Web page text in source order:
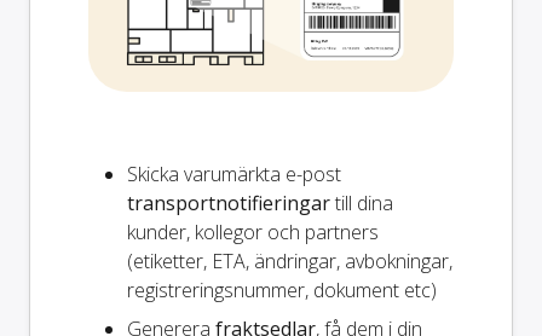
Skicka varumärkta e-post
transportnotifieringartill dina
kunder, kollegor och partners
(etiketter, ETA, ändringar, avbokningar,
registreringsnummer, dokument etc)
Generera fraktsedlar, få dem i din